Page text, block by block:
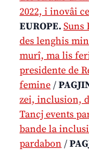
2022, i inovâi
EUROPE. Suns
des lenghis
murî, ma lis
presidente de
femine /
zei, inclusion,
Tancj events
bande la
pardabon /